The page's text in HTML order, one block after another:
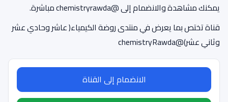
يمكنك مشاهدة والانضمام إلى @chemistryrawda مباشرة.
قناة تختص بما يعرض في منتدى روضة الكيمياء( عاشر وحادي عشر
وثاني عشر)@chemistryRawda
الانضمام إلى القناة